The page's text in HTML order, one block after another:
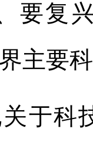
要复
主要
于科